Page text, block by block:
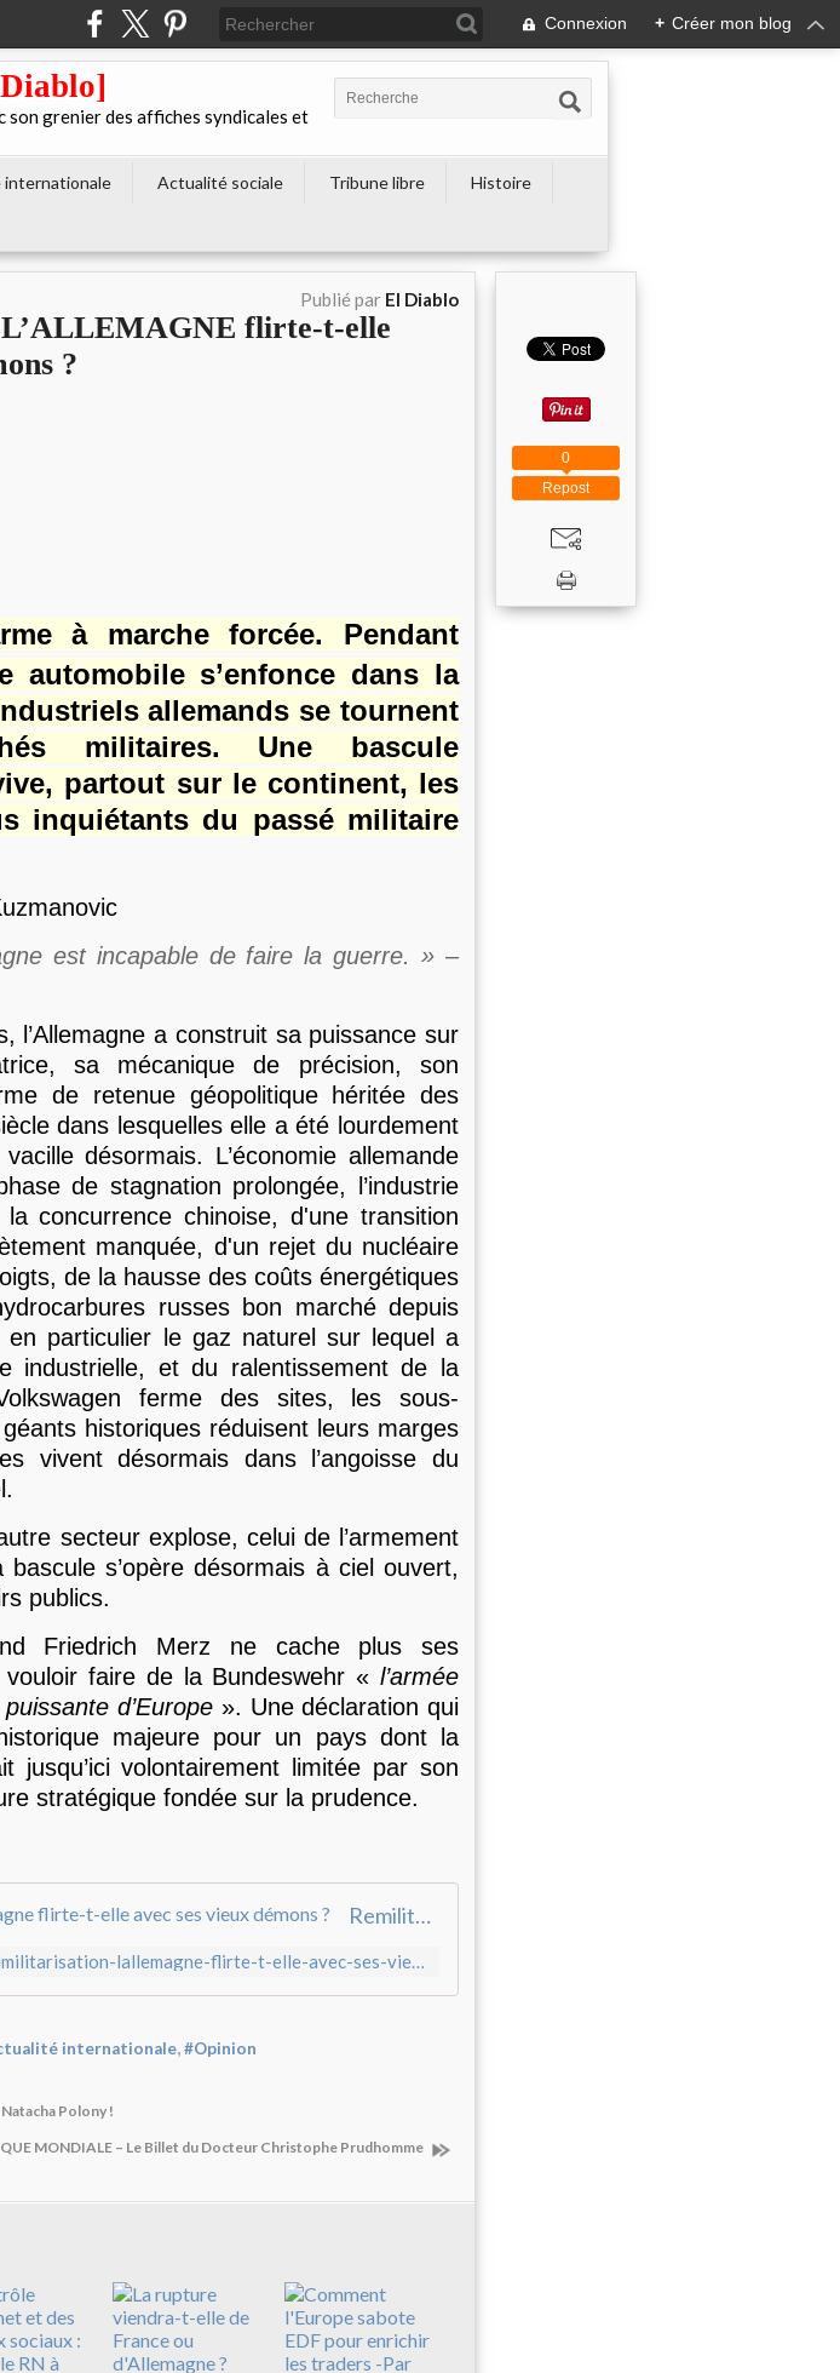
Connexion + Créer mon blog
son grenier des affiches syndicales et
Actualité sociale Tribune libre
Histoire
Publié par El Diablo
flirte-t-elle
?
à marche forcée. Pendant
automobile s’enfonce dans la
allemands se tournent
militaires. Une bascule
partout sur le continent, les
inquiétants du passé militaire
est incapable de faire la guerre. » –
l’Allemagne a construit sa puissance sur
sa mécanique de précision, son
de retenue géopolitique héritée des
dans lesquelles elle a été lourdement
désormais. L’économie allemande
de stagnation prolongée, l’industrie
concurrence chinoise, d'une transition
manquée, d'un rejet du nucléaire
de la hausse des coûts énergétiques
russes bon marché depuis
en particulier le gaz naturel sur lequel a
industrielle, et du ralentissement de la
ferme des sites, les sous-
historiques réduisent leurs marges
vivent désormais dans l’angoisse du
secteur explose, celui de l’armement
s’opère désormais à ciel ouvert,
publics.
Friedrich Merz ne cache plus ses
faire de la Bundeswehr « l’armée
d’Europe ». Une déclaration qui
majeure pour un pays dont la
jusqu’ici volontairement limitée par son
stratégique fondée sur la prudence.
Remilitarisation : l'Allemagne flirte-t-elle avec ses vieux démons ?
https://www.fpop.media/remilitarisation-lallemagne-flirte-t-elle-avec-ses-vieux-demons/
internationale,#Opinion
Polony !
MONDIALE – Le Billet du Docteur Christophe Prudhomme
Repost
0